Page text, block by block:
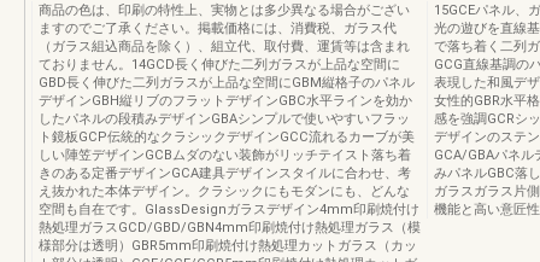
商品の色は、印刷の特性上、実物とは多少異なる場合がござい
ますのでご了承ください。掲載価格には、消費税、ガラス代
（ガラス組込商品を除く）、組立代、取付費、運賃等は含まれ
ておりません。14GCD長く伸びた二列ガラスが上品な空間に
GBD長く伸びた二列ガラスが上品な空間にGBM縦格子のパネル
デザインGBH縦リブのフラットデザインGBC水平ラインを効か
したパネルの段積みデザインGBAシンプルで使いやすいフラッ
ト鏡板GCP伝統的なクラシックデザインGCC流れるカーブが美
しい陣笠デザインGCBムダのない装飾がリッチテイスト落ち着
きのある定番デザインGCA建具デザインスタイルに合わせ、考
え抜かれた本体デザイン。クラシックにもモダンにも、どんな
空間も自在です。GlassDesignガラスデザイン4mm印刷焼付け
熱処理ガラスGCD/GBD/GBN4mm印刷焼付け熱処理ガラス（模
様部分は透明）GBR5mm印刷焼付け熱処理カットガラス（カッ
15GCEパネル、
光の遊びを直線
で落ち着く二列
GCG直線基調の
表現した和風デ
女性的GBR水平
感を強調GCRシ
デザインのステ
GCA/GBAパネル
みパネルGBC落
ガラスガラス片
機能と高い意匠